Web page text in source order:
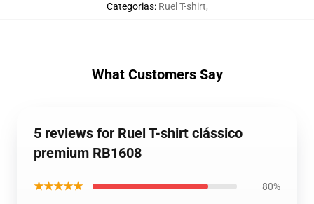
Categorias: Ruel T-shirt,
What Customers Say
5 reviews for Ruel T-shirt clássico
premium RB1608
★★★★★ 80%